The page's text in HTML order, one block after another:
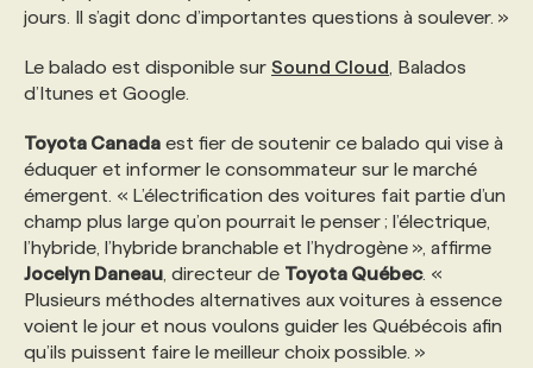
jours. Il s’agit donc d’importantes questions à soulever. »
Le balado est disponible sur Sound Cloud , Balados
d’Itunes et Google.
Toyota Canada est fier de soutenir ce balado qui vise à
éduquer et informer le consommateur sur le marché
émergent. « L’électrification des voitures fait partie d’un
champ plus large qu’on pourrait le penser ; l’électrique,
l’hybride, l’hybride branchable et l’hydrogène », affirme
Jocelyn Daneau , directeur de Toyota Québec. «
Plusieurs méthodes alternatives aux voitures à essence
voient le jour et nous voulons guider les Québécois afin
qu’ils puissent faire le meilleur choix possible. »